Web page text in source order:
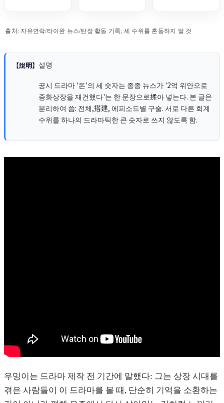
출처: 자유연락/타이완 뉴스/탄장 활동 기록; 세 수위를 혼동하지 말 것
【說明】 설명
공시 드라마 '돈'의 세 숫자는 종종 뉴스가 '2억 위안으로
중화상장을 재건했다'는 한 문장으로揉아 넣는다. 본 글은
분리하여 씀: 전체,搭建, 에피소드별 구술. 서로 다른 회계
수위를 하나의 드라마틱한 큰 숫자로 쓰지 않도록 함.
우밍이는 드라마 제작 전 기간에 말했다: 그는 상장 시대를
겪은 사람들이 이 드라마를 볼 때, 단순히 기억을 소환하는